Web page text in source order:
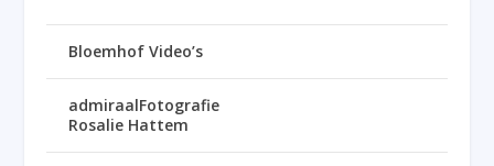
Bloemhof Video’s
admiraalFotografie
Rosalie Hattem